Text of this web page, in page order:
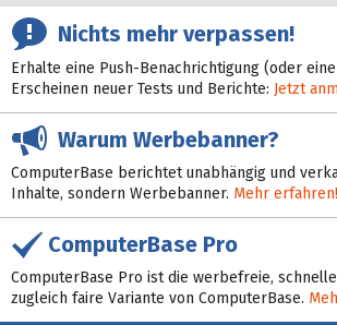
Nichts mehr verpassen!
Erhalte eine Push-Benachrichtigung (oder
Erscheinen neuer Tests und Berichte: Jetzt
Warum Werbebanner?
ComputerBase berichtet unabhängig und
Inhalte, sondern Werbebanner. Mehr erfahren!
ComputerBase Pro
ComputerBase Pro ist die werbefreie,
zugleich faire Variante von ComputerBase.